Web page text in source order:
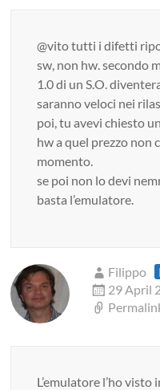
@vito tutti i difetti
sw, non hw. secondo
1.0 di un S.O.
saranno veloci nei
poi, tu avevi chiesto
hw a quel prezzo non
momento.
se poi non lo devi
basta l’emulatore.
Filippo
29 April
L’emulatore l’ho